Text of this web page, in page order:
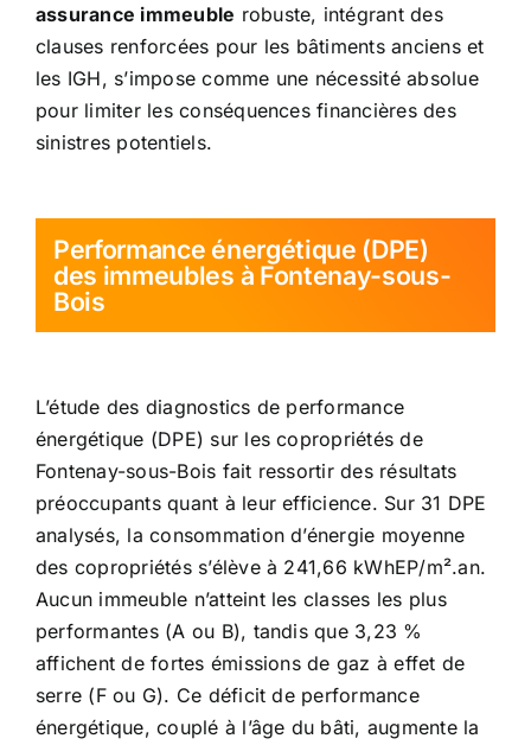
assurance immeuble robuste, intégrant des
clauses renforcées pour les bâtiments anciens et
les IGH, s’impose comme une nécessité absolue
pour limiter les conséquences financières des
sinistres potentiels.
Performance énergétique (DPE)
des immeubles à Fontenay-sous-
Bois
L’étude des diagnostics de performance
énergétique (DPE) sur les copropriétés de
Fontenay-sous-Bois fait ressortir des résultats
préoccupants quant à leur efficience. Sur 31 DPE
analysés, la consommation d’énergie moyenne
des copropriétés s’élève à 241,66 kWhEP/m².an.
Aucun immeuble n’atteint les classes les plus
performantes (A ou B), tandis que 3,23 %
affichent de fortes émissions de gaz à effet de
serre (F ou G). Ce déficit de performance
énergétique, couplé à l’âge du bâti, augmente la